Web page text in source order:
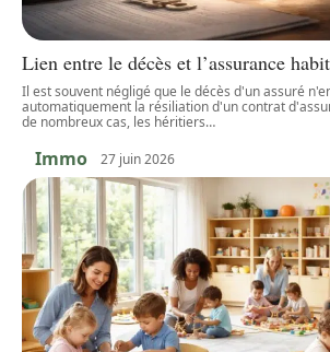
Lien entre le décès et l’assurance
Il est souvent négligé que le décès d'un assuré
automatiquement la résiliation d'un contrat
de nombreux cas, les héritiers…
Immo 27 juin 2026